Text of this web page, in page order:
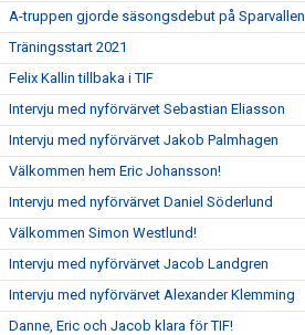
A-truppen gjorde säsongsdebut på Sparvallen
Träningsstart 2021
Felix Kallin tillbaka i TIF
Intervju med nyförvärvet Sebastian Eliasson
Intervju med nyförvärvet Jakob Palmhagen
Välkommen hem Eric Johansson!
Intervju med nyförvärvet Daniel Söderlund
Välkommen Simon Westlund!
Intervju med nyförvärvet Jacob Landgren
Intervju med nyförvärvet Alexander Klemming
Danne, Eric och Jacob klara för TIF!